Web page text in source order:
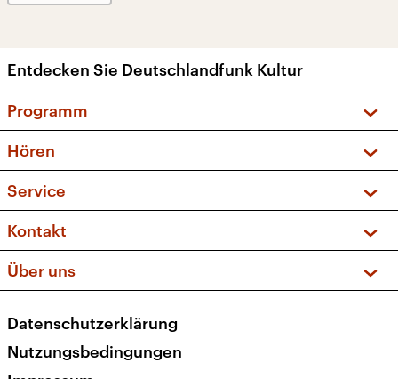
Entdecken Sie Deutschlandfunk Kultur
Programm
Sendungen und Podcasts
Musikliste
Kakadu – Das Kinderprogramm
Hören
Frequenzen (UKW + DAB+)
Service
FAQ
Apps
Newsletter
Veranstaltungen
Kontakt
Social Media
Über uns
Presse
Karriere
Datenschutzerklärung
Nutzungsbedingungen